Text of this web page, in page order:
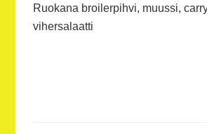
Ruokana broilerpihvi, muussi,
vihersalaatti